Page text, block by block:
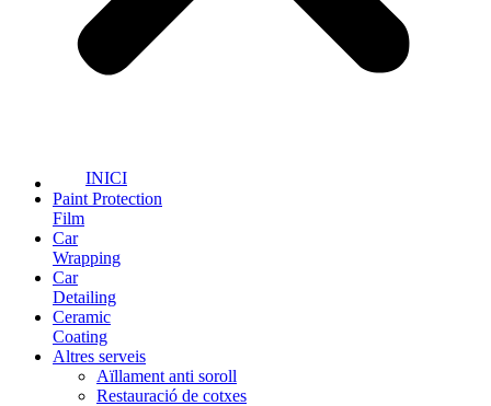
INICI
Paint Protection
Film
Car
Wrapping
Car
Detailing
Ceramic
Coating
Altres serveis
Aïllament anti soroll
Restauració de cotxes